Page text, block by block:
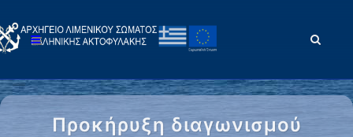
Προκήρυξη διαγωνισμού